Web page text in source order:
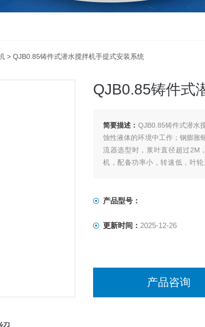
> QJB0.85铸件式潜水搅拌机手提式安装系统
QJB0.85铸件式
简要描述： QJB0.85铸件式潜水
蚀性液体的环境中工作；钢膨胀
流器选型时，浆叶直径超过2M
机，配备功率小，转速低，叶
产品型号：
更新时间： 2025-12-26
产品咨询